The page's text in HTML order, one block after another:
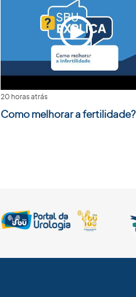
20 horas atrás
Como melhorar a fertilidade?